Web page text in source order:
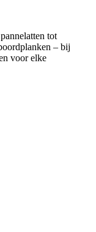
tot
– bij
voor elke